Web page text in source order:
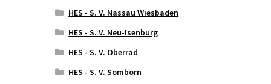
HES - S. V. Nassau Wiesbaden
HES - S. V. Neu-Isenburg
HES - S. V. Oberrad
HES - S. V. Somborn